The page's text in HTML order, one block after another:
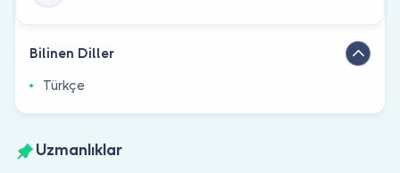
Bilinen Diller
Türkçe
Uzmanlıklar